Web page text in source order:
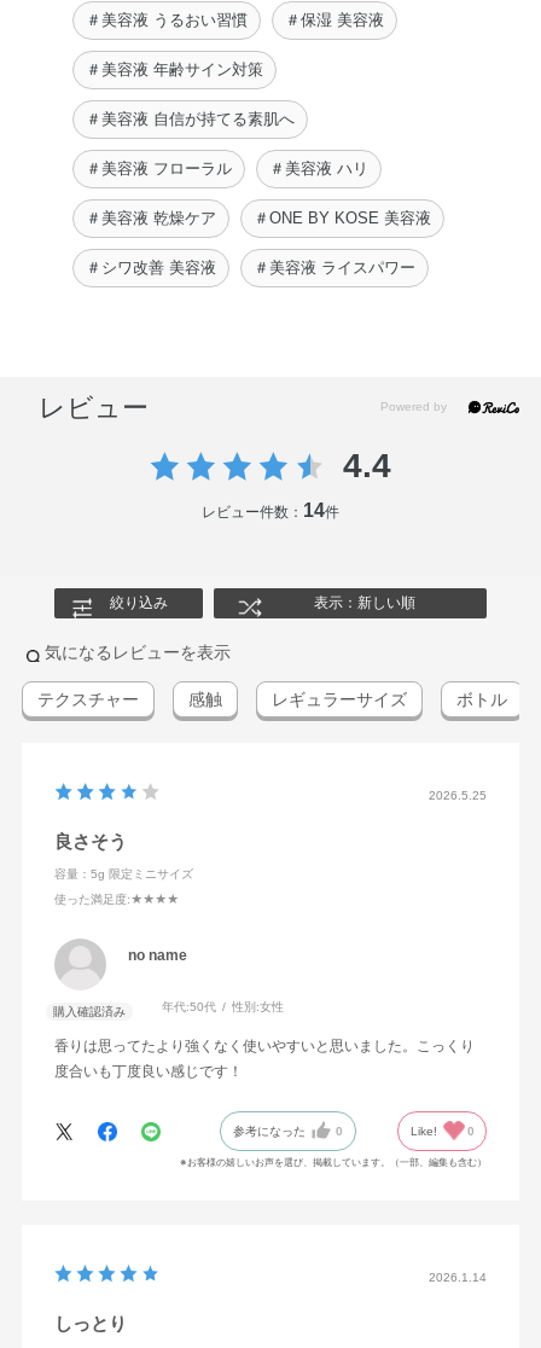
ン、香料、カラメル
※；有効成分 無印；その他の成分
◆ザ リンクレス エマルジョン
配合成分；ナイアシンアミド ※、
精製水、ジプロピレングリコール、1，3－ブチレングリコ
ール、濃グリセリン、2－エチルヘキサン酸セチル、流動
パラフィン、ワセリン、エタノール、硬化油、オレイン酸
フィトステリル、メドウフォーム油、L－テアニン、dl－α
水分解コラーゲン末、加水分解ヒアルロン酸、酵母培養上
ジ（フィトステリル・2－オクチルドデシル）、アクリル
ル、エデト酸二ナトリウム、グリセリン脂肪酸エステル、
コレステロール、ジブチルヒドロキシトルエン、セトステ
アリルアルコール、パルミチン酸セチル、ベヘニルアルコ
ール、メチルポリシロキサン、モノオレイン酸ソルビタ
ン、モノオレイン酸ポリオキシエチレンソルビタン
パラフィン、水酸化ナトリウム、水素添加大豆リン脂質、
無水エタノール、フェノキシエタノール、メチルパラベ
＃美容液 うるおい習慣 ＃保湿 美容液
＃美容液 年齢サイン対策
＃美容液 自信が持てる素肌へ
＃美容液 フローラル ＃美容液 ハリ
＃美容液 乾燥ケア ＃ONE BY KOSE 美容液
＃シワ改善 美容液 ＃美容液 ライスパワー
レビュー
4.4
レビュー件数： 14件
絞り込み 表示：新しい順
気になるレビューを表示
テクスチャー 感触 レギュラーサイズ ボトル
2026.5.25
良さそう
容量：5g 限定ミニサイズ
使った満足度:★★★★
no name
購入確認済み 年代:50代 性別:女性
香りは思ってたより強くなく使いやすいと思いました。こっくり
度合いも丁度良い感じです！
参考になった 0 Like! 0
※お客様の嬉しいお声を選び、掲載しています。（一部、編集も含む）
2026.1.14
しっとり